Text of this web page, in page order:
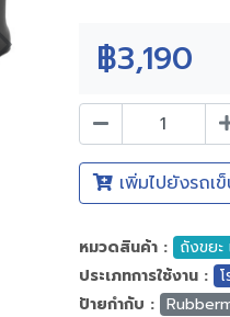
฿3,190
เพิ่มไปยังรถเ
หมวดสินค้า : ถังขยะ
ประเภทการใช้งาน :
ป้ายกำกับ :